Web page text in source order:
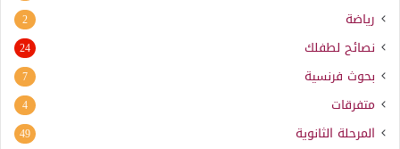
رياضة 2
نصائح لطفلك 24
بحوث فرنسية 7
متفرقات 4
المرحلة الثانوية 49